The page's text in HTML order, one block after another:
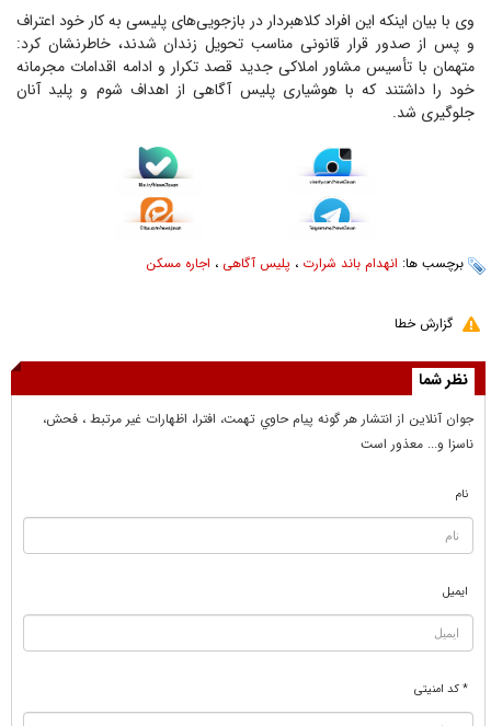
وی با بیان اینکه این افراد کلاهبردار در بازجویی‌های پلیسی به کار خود اعتراف
و پس از صدور قرار قانونی مناسب تحویل زندان شدند، خاطرنشان کرد:
متهمان با تأسیس مشاور املاکی جدید قصد تکرار و ادامه اقدامات مجرمانه
خود را داشتند که با هوشیاری پلیس آگاهی از اهداف شوم و پلید آنان
جلوگیری شد.
برچسب ها: انهدام باند شرارت ، پلیس آگاهی ، اجاره مسکن
گزارش خطا
نظر شما
جوان آنلاين از انتشار هر گونه پيام حاوي تهمت، افترا، اظهارات غير مرتبط ، فحش،
ناسزا و... معذور است
نام
ایمیل
* کد امنیتی